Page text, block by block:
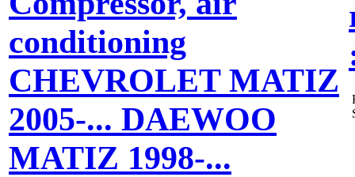
conditioning
CHEVROLET MATIZ
2005-... DAEWOO
MATIZ 1998-...